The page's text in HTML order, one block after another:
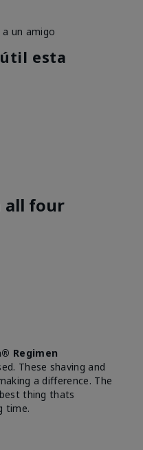
a un amigo
esta
all four
Regimen
These shaving and
a difference. The
thing thats
time.